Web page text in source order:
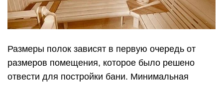
Размеры полок зависят в первую очередь от
размеров помещения, которое было решено
отвести для постройки бани. Минимальная